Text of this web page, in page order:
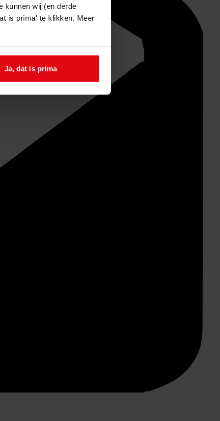
kunnen wij (en derde
is prima' te klikken. Meer
Ja, dat is prima